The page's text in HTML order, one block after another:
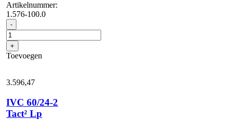
Artikelnummer:
1.576-100.0
- IVC
60/24-
2
Tact²
aantal
+
Toevoegen
3.596,47
IVC 60/24-2
Tact² Lp